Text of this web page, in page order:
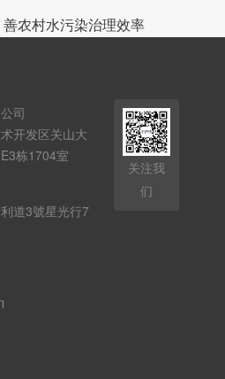
善农村水污染治理效率
司
开发区关山大
栋1704室
道3號星光行7
关注我
们